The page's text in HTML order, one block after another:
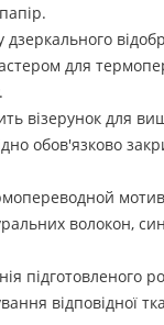
для
візерунок для
обов'язково
волокон,
підготовленого
відповідної